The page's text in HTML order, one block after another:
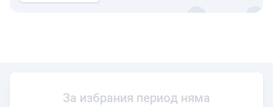
За избрания период няма